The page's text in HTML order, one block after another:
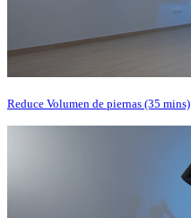
Reduce Volumen de piernas (35 mins)